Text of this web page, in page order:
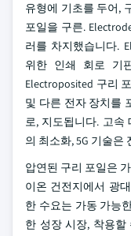
유형에 기초를 두어,
포일을 구른.
러를 차지했습니다.
위한 인쇄 회로 기
Electroposited 구리
및 다른 전자 장치를
로, 지도됩니다. 고속
의 최소화, 5G 기술은
압연된 구리 포일은
이온 건전지에서 광
한 수요는 가동 가능
한 성장 시장, 착용